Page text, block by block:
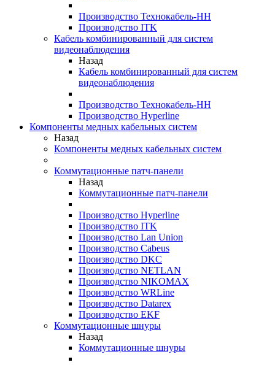
Производство Технокабель-НН
Производство ITK
Кабель комбинированный для систем
видеонаблюдения
Назад
Кабель комбинированный для систем
видеонаблюдения
Производство Технокабель-НН
Производство Hyperline
Компоненты медных кабельных систем
Назад
Компоненты медных кабельных систем
Коммутационные патч-панели
Назад
Коммутационные патч-панели
Производство Hyperline
Производство ITK
Производство Lan Union
Производство Cabeus
Производство DKC
Производство NETLAN
Производство NIKOMAX
Производство WRLine
Производство Datarex
Производство EKF
Коммутационные шнуры
Назад
Коммутационные шнуры